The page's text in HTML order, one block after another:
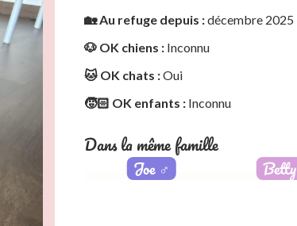
🏡 Au refuge depuis :décembre 2025
🐶 OK chiens :Inconnu
🐱 OK chats :Oui
🧒🏻 OK enfants :Inconnu
Dans la même famille
Joe ♂️ Betty